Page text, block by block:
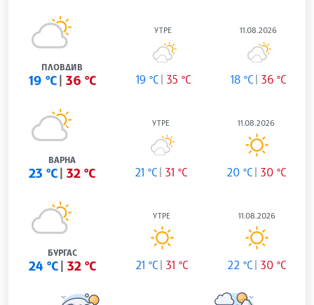
ПЛОВДИВ
19 °C 36 °C
УТРЕ
19 °C 35 °C
11.08.2026
18 °C 36 °C
ВАРНА
23 °C 32 °C
УТРЕ
21 °C 31 °C
11.08.2026
20 °C 30 °C
БУРГАС
24 °C 32 °C
УТРЕ
21 °C 31 °C
11.08.2026
22 °C 30 °C